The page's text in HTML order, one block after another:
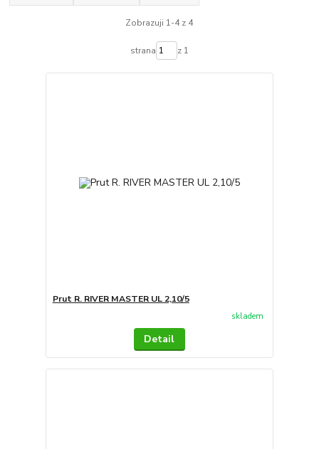
Zobrazuji 1-4 z 4
strana z 1
Prut R. RIVER MASTER UL 2,10/5
skladem
Detail